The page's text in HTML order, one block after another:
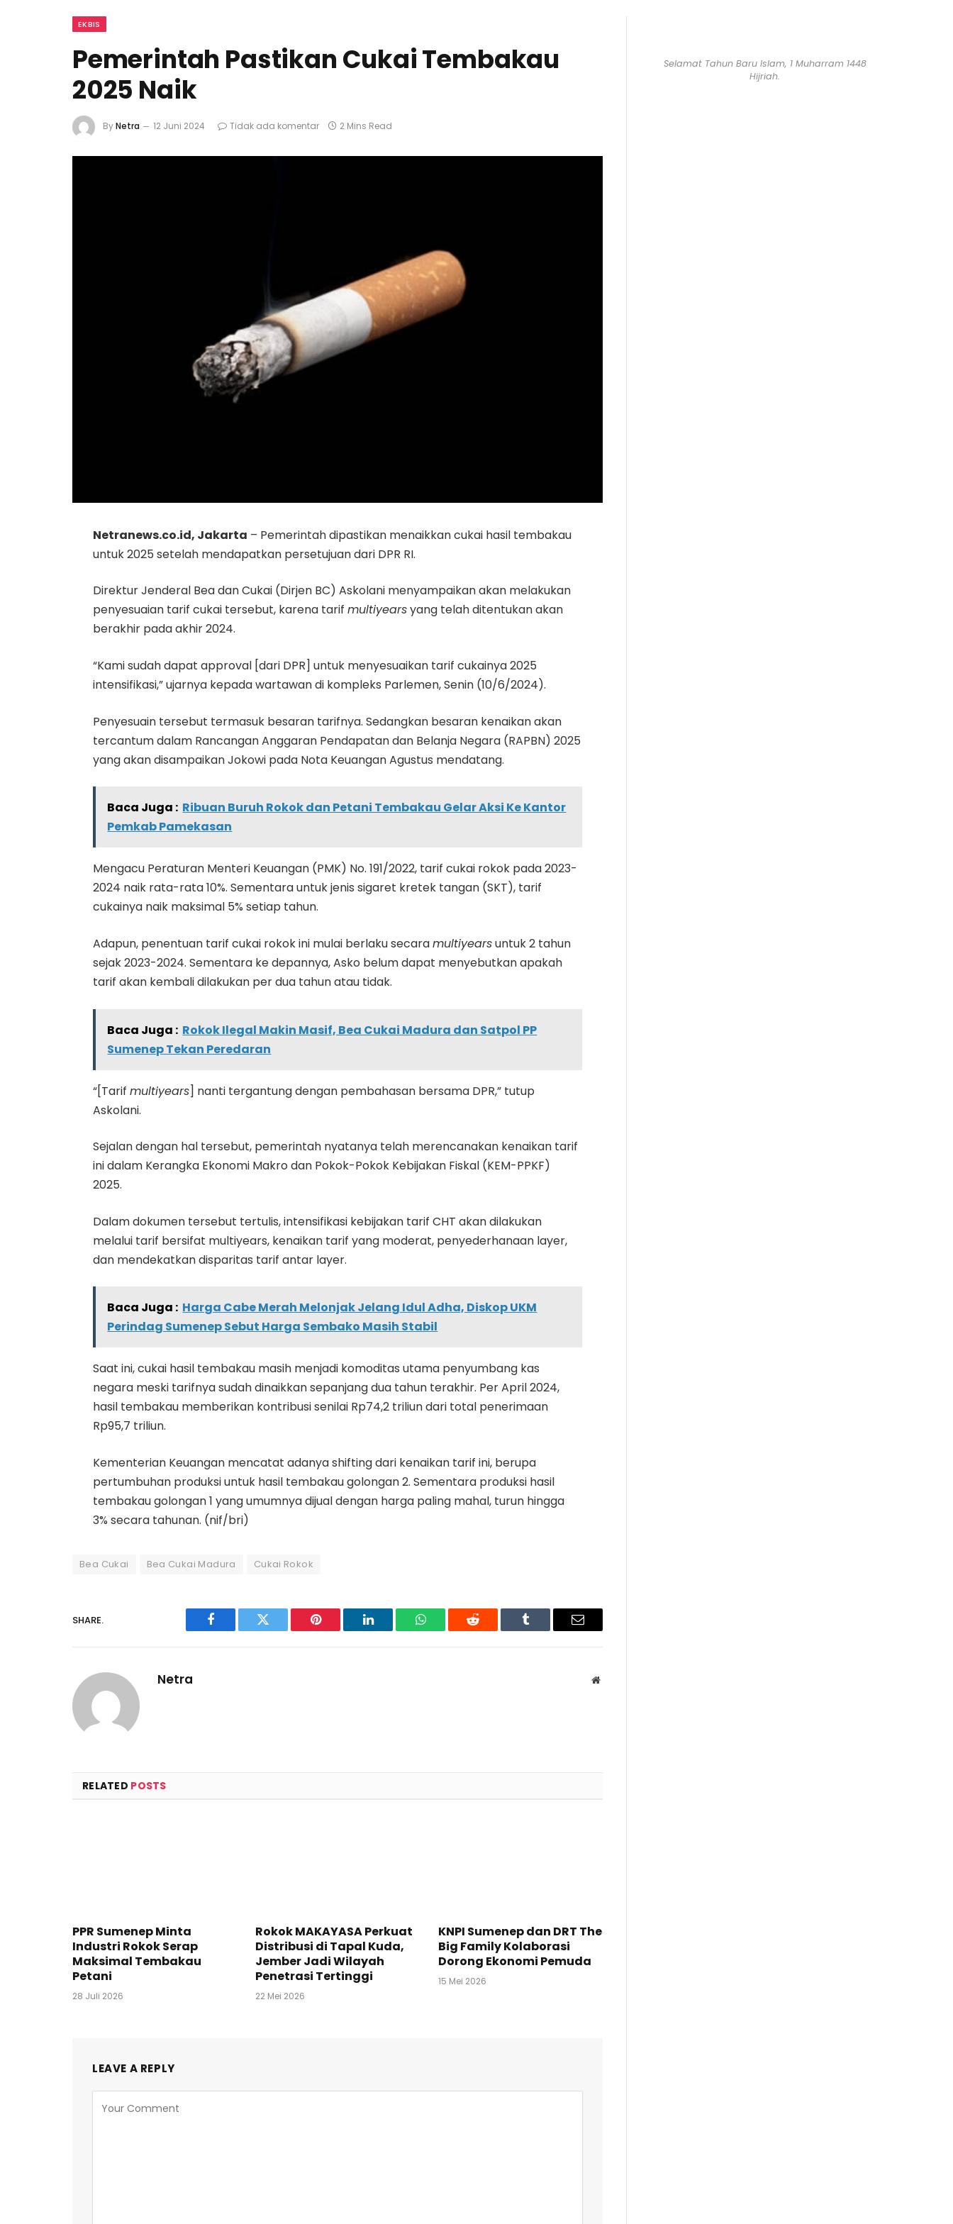
EKBIS
Pemerintah Pastikan Cukai Tembakau
2025 Naik
ByNetra 12 Juni 2024 Tidak ada komentar 2 Mins Read
Netranews.co.id, Jakarta – Pemerintah dipastikan menaikkan cukai hasil tembakau
untuk 2025 setelah mendapatkan persetujuan dari DPR RI.
Direktur Jenderal Bea dan Cukai (Dirjen BC) Askolani menyampaikan akan melakukan
penyesuaian tarif cukai tersebut, karena tarifmultiyearsyang telah ditentukan akan
berakhir pada akhir 2024.
“Kami sudah dapat approval [dari DPR] untuk menyesuaikan tarif cukainya 2025
intensifikasi,” ujarnya kepada wartawan di kompleks Parlemen, Senin (10/6/2024).
Penyesuain tersebut termasuk besaran tarifnya. Sedangkan besaran kenaikan akan
tercantum dalam Rancangan Anggaran Pendapatan dan Belanja Negara (RAPBN) 2025
yang akan disampaikan Jokowi pada Nota Keuangan Agustus mendatang.
Baca Juga : Ribuan Buruh Rokok dan Petani Tembakau Gelar Aksi Ke Kantor
Pemkab Pamekasan
Mengacu Peraturan Menteri Keuangan (PMK) No. 191/2022, tarif cukai rokok pada 2023-
2024 naik rata-rata 10%. Sementara untuk jenis sigaret kretek tangan (SKT), tarif
cukainya naik maksimal 5% setiap tahun.
Adapun, penentuan tarif cukai rokok ini mulai berlaku secaramultiyearsuntuk 2 tahun
sejak 2023-2024. Sementara ke depannya, Asko belum dapat menyebutkan apakah
tarif akan kembali dilakukan per dua tahun atau tidak.
Baca Juga : Rokok Ilegal Makin Masif, Bea Cukai Madura dan Satpol PP
Sumenep Tekan Peredaran
“[Tarifmultiyears] nanti tergantung dengan pembahasan bersama DPR,” tutup
Askolani.
Sejalan dengan hal tersebut, pemerintah nyatanya telah merencanakan kenaikan tarif
ini dalam Kerangka Ekonomi Makro dan Pokok-Pokok Kebijakan Fiskal (KEM-PPKF)
2025.
Dalam dokumen tersebut tertulis, intensifikasi kebijakan tarif CHT akan dilakukan
melalui tarif bersifat multiyears, kenaikan tarif yang moderat, penyederhanaan layer,
dan mendekatkan disparitas tarif antar layer.
Baca Juga : Harga Cabe Merah Melonjak Jelang Idul Adha, Diskop UKM
Perindag Sumenep Sebut Harga Sembako Masih Stabil
Saat ini, cukai hasil tembakau masih menjadi komoditas utama penyumbang kas
negara meski tarifnya sudah dinaikkan sepanjang dua tahun terakhir. Per April 2024,
hasil tembakau memberikan kontribusi senilai Rp74,2 triliun dari total penerimaan
Rp95,7 triliun.
Kementerian Keuangan mencatat adanya shifting dari kenaikan tarif ini, berupa
pertumbuhan produksi untuk hasil tembakau golongan 2. Sementara produksi hasil
tembakau golongan 1 yang umumnya dijual dengan harga paling mahal, turun hingga
3% secara tahunan. (nif/bri)
Bea Cukai Bea Cukai Madura Cukai Rokok
SHARE.
Facebook Twitter Pinterest LinkedIn WhatsAppReddit Tumblr Email
Netra Website
RELATED POSTS
PPR Sumenep Minta
Industri Rokok Serap
Maksimal Tembakau
Petani
28 Juli 2026
Rokok MAKAYASA Perkuat
Distribusi di Tapal Kuda,
Jember Jadi Wilayah
Penetrasi Tertinggi
22 Mei 2026
KNPI Sumenep dan DRT The
Big Family Kolaborasi
Dorong Ekonomi Pemuda
15 Mei 2026
LEAVE A REPLY
Selamat Tahun Baru Islam, 1 Muharram 1448
Hijriah.